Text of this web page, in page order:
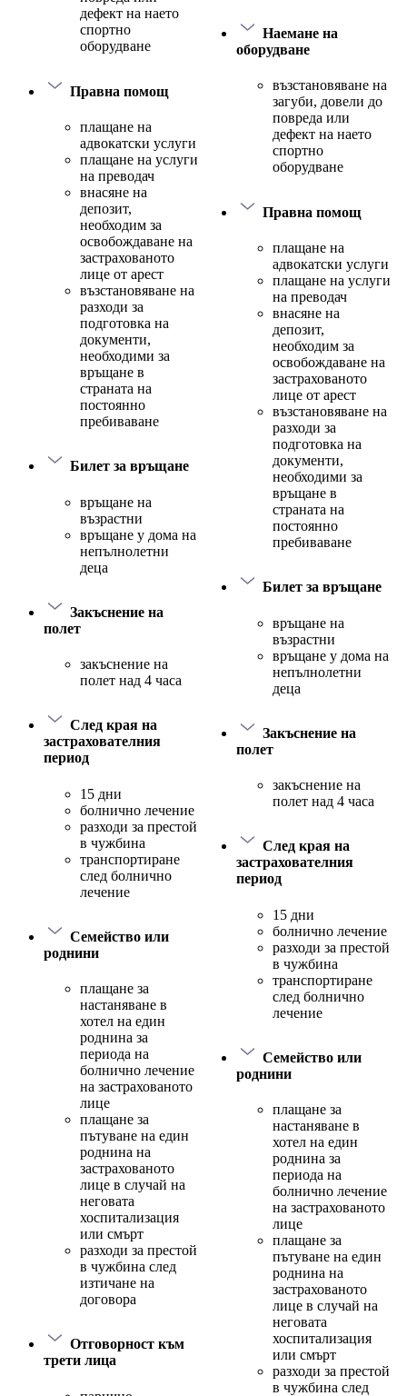
дефект на наето
спортно
оборудване
Правна помощ
плащане на
адвокатски услуги
плащане на услуги
на преводач
внасяне на
депозит,
необходим за
освобождаване на
застрахованото
лице от арест
възстановяване на
разходи за
подготовка на
документи,
необходими за
връщане в
страната на
постоянно
пребиваване
Билет за връщане
връщане на
възрастни
връщане у дома на
непълнолетни
деца
Закъснение на
полет
закъснение на
полет над 4 часа
След края на
застрахователния
период
15 дни
болнично лечение
разходи за престой
в чужбина
транспортиране
след болнично
лечение
Семейство или
роднини
плащане за
настаняване в
хотел на един
роднина за
периода на
болнично лечение
на застрахованото
лице
плащане за
пътуване на един
роднина на
застрахованото
лице в случай на
неговата
хоспитализация
или смърт
разходи за престой
в чужбина след
изтичане на
договора
Отговорност към
трети лица
Наемане на
оборудване
възстановяване на
загуби, довели до
повреда или
дефект на наето
спортно
оборудване
Правна помощ
плащане на
адвокатски услуги
плащане на услуги
на преводач
внасяне на
депозит,
необходим за
освобождаване на
застрахованото
лице от арест
възстановяване на
разходи за
подготовка на
документи,
необходими за
връщане в
страната на
постоянно
пребиваване
Билет за връщане
връщане на
възрастни
връщане у дома на
непълнолетни
деца
Закъснение на
полет
закъснение на
полет над 4 часа
След края на
застрахователния
период
15 дни
болнично лечение
разходи за престой
в чужбина
транспортиране
след болнично
лечение
Семейство или
роднини
плащане за
настаняване в
хотел на един
роднина за
периода на
болнично лечение
на застрахованото
лице
плащане за
пътуване на един
роднина на
застрахованото
лице в случай на
неговата
хоспитализация
или смърт
разходи за престой
в чужбина след